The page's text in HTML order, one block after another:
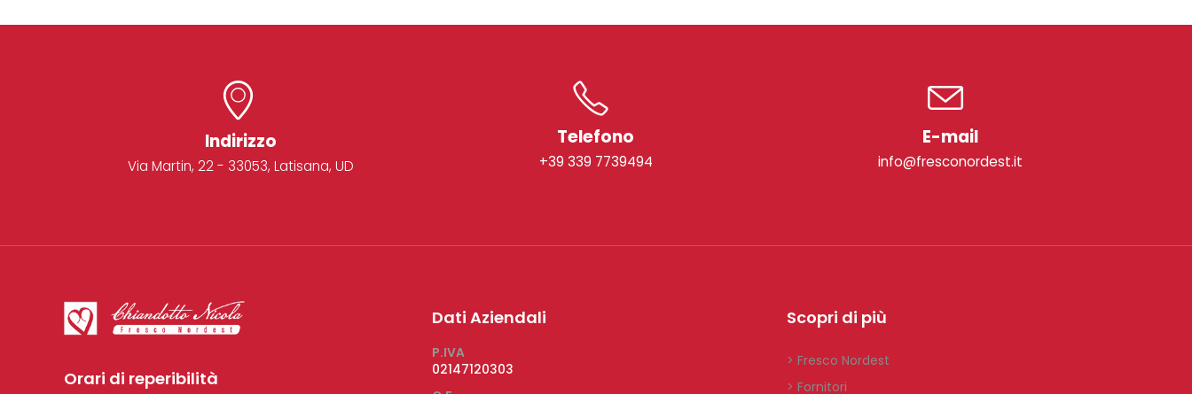
Indirizzo
Via Martin, 22 - 33053, Latisana, UD
Telefono
+39 339 7739494
E-mail
info@fresconordest.it
Orari di reperibilità
Dati Aziendali
P.IVA
02147120303
Scopri di più
> Fresco Nordest
> Fornitori